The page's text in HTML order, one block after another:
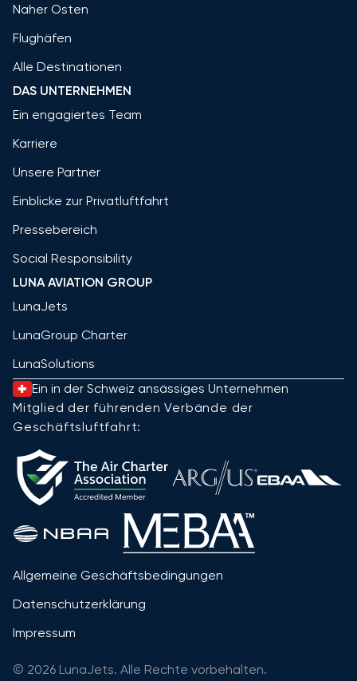
Naher Osten
Flughäfen
Alle Destinationen
DAS UNTERNEHMEN
Ein engagiertes Team
Karriere
Unsere Partner
Einblicke zur Privatluftfahrt
Pressebereich
Social Responsibility
LUNA AVIATION GROUP
LunaJets
LunaGroup Charter
LunaSolutions
Ein in der Schweiz ansässiges Unternehmen
Mitglied der führenden Verbände der
Geschäftsluftfahrt:
Allgemeine Geschäftsbedingungen
Datenschutzerklärung
Impressum
© 2026 LunaJets. Alle Rechte vorbehalten.